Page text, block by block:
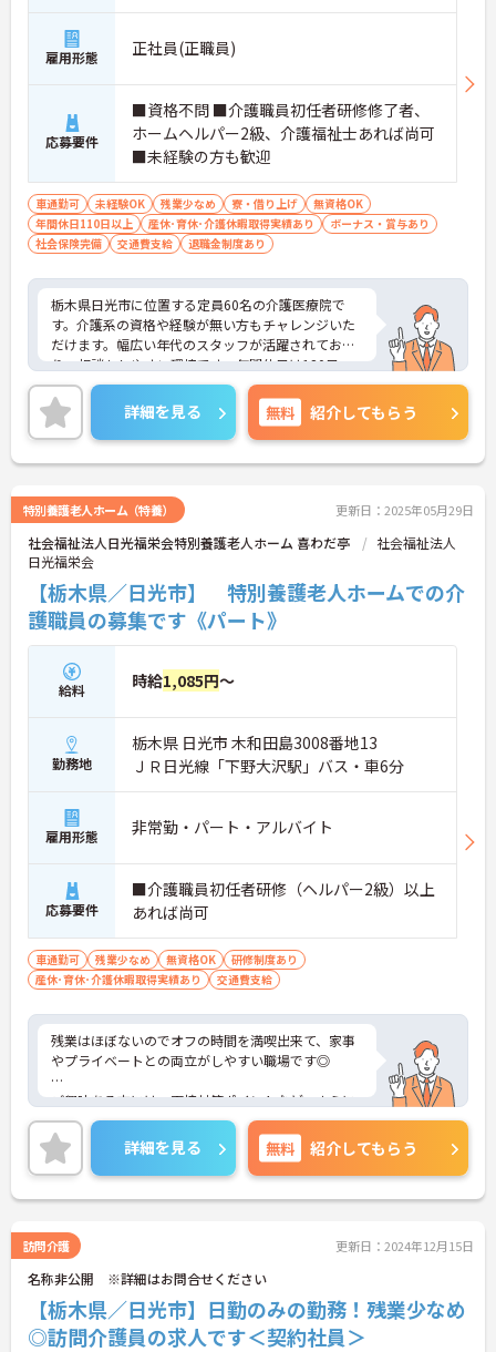
雇用形態 正社員(正職員)
応募要件
■資格不問 ■介護職員初任者研修修了者、
ホームヘルパー2級、介護福祉士あれば尚可
■未経験の方も歓迎
車通勤可 未経験OK 残業少なめ 寮・借り上げ
無資格OK
年間休日110日以上
産休･育休･介護休暇取得実績あり
ボーナス・賞与あり
社会保険完備
交通費支給 退職金制度あり
栃木県日光市に位置する定員60名の介護医療院で
す。介護系の資格や経験が無い方もチャレンジいた
だけます。幅広い年代のスタッフが活躍されてお
り、相談もしやすい環境です。年間休日は120日、
残業は月平均3時間程度と少なく、ワークライフバ
ランスを重視した働き方も叶います。ご興味のある
方には、面接対策ポイントなど、さらに詳細をお話
しいたしますのでお気軽にご相談ください！
詳細を見る 無料 紹介してもらう
特別養護老人ホーム（特養） 更新日：2025年05月29日
社会福祉法人日光福栄会特別養護老人ホーム 喜わだ亭
社会福祉法人
日光福栄会
【栃木県／日光市】 特別養護老人ホームでの介
護職員の募集です《パート》
給料 時給1,085円～
勤務地
栃木県 日光市 木和田島3008番地13
ＪＲ日光線「下野大沢駅」バス・車6分
雇用形態 非常勤・パート・アルバイト
応募要件
■介護職員初任者研修（ヘルパー2級）以上
あれば尚可
車通勤可 残業少なめ 無資格OK
研修制度あり
産休･育休･介護休暇取得実績あり
交通費支給
残業はほぼないのでオフの時間を満喫出来て、家事
やプライベートとの両立がしやすい職場です◎
ご興味ある方には、面接対策ポイントなど、さらに
詳細をお話しいたしますのでお気軽にご相談くださ
い！
詳細を見る 無料 紹介してもらう
訪問介護 更新日：2024年12月15日
名称非公開 ※詳細はお問合せください
【栃木県／日光市】日勤のみの勤務！残業少なめ
◎訪問介護員の求人です＜契約社員＞